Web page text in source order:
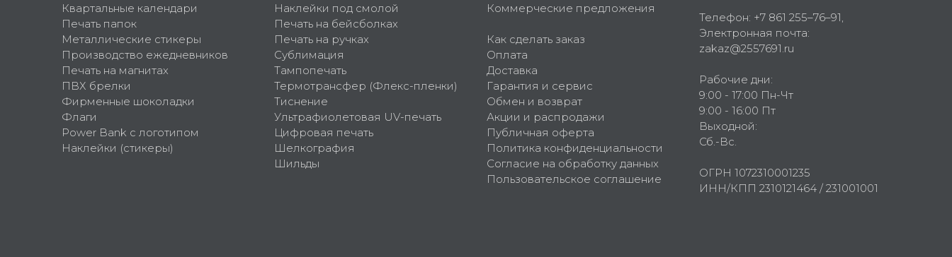
Квартальные календари
Печать папок
Металлические стикеры
Производство ежедневников
Печать на магнитах
ПВХ брелки
Фирменные шоколадки
Флаги
Power Bank с логотипом
Наклейки (стикеры)
Наклейки под смолой
Печать на бейсболках
Печать на ручках
Сублимация
Тампопечать
Термотрансфер (Флекс-пленки)
Тиснение
Ультрафиолетовая UV-печать
Цифровая печать
Шелкография
Шильды
Коммерческие предложения
Как сделать заказ
Оплата
Доставка
Гарантия и сервис
Обмен и возврат
Акции и распродажи
Публичная оферта
Политика конфиденциальности
Согласие на обработку данных
Пользовательское соглашение
Телефон: +7 861 255–76–91,
Электронная почта:
zakaz@2557691.ru
Рабочие дни:
9:00 - 17:00 Пн-Чт
9:00 - 16:00 Пт
Выходной:
Сб.-Вс.
ОГРН 1072310001235
ИНН/КПП 2310121464 / 231001001